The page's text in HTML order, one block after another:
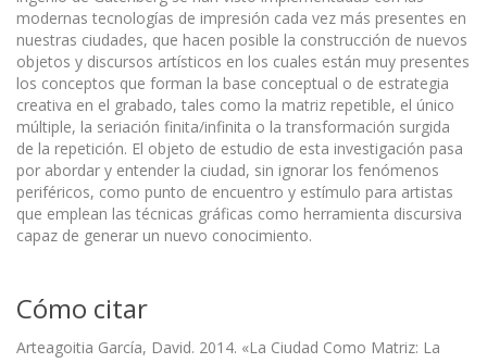
modernas tec­nologías de impresión cada vez más presentes en
nuestras ciudades, que hacen posible la construcción de nuevos
objetos y discursos artísticos en los cuales están muy presentes
los conceptos que forman la base conceptual o de estrategia
creativa en el grabado, tales como la matriz repetible, el único
múltiple, la seriación finita/infinita o la transformación surgida
de la repetición. El objeto de estudio de esta investiga­ción pasa
por abordar y entender la ciudad, sin ignorar los fenómenos
periféricos, como punto de encuentro y estímulo para artistas
que emplean las técnicas gráficas como herramienta discursiva
capaz de generar un nuevo conocimiento.
Cómo citar
Arteagoitia García, David. 2014. «La Ciudad Como Matriz: La